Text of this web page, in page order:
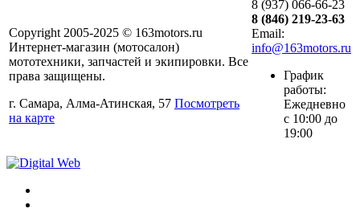
Copyright 2005-2025 © 163motors.ru
Интернет-магазин (мотосалон)
мототехники, запчастей и экипировки. Все
права защищены.
г. Самара, Алма-Атинская, 57 Посмотреть
на карте
8 (937) 066-66-23
8 (846) 219-23-63
Email:
info@163motors.ru
График
работы:
Ежедневно
с 10:00 до
19:00